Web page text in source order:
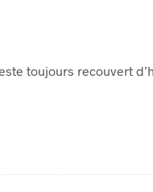
toujours recouvert